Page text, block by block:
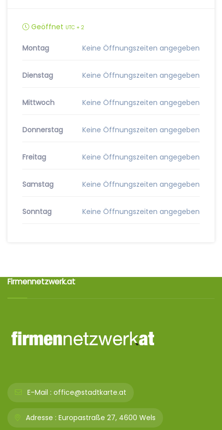
Geöffnet UTC + 2
Montag Keine Öffnungszeiten angegeben
Dienstag Keine Öffnungszeiten angegeben
Mittwoch Keine Öffnungszeiten angegeben
Donnerstag Keine Öffnungszeiten angegeben
Freitag Keine Öffnungszeiten angegeben
Samstag Keine Öffnungszeiten angegeben
Sonntag Keine Öffnungszeiten angegeben
Firmennetzwerk.at
E-Mail : office@stadtkarte.at
Adresse : Europastraße 27, 4600 Wels